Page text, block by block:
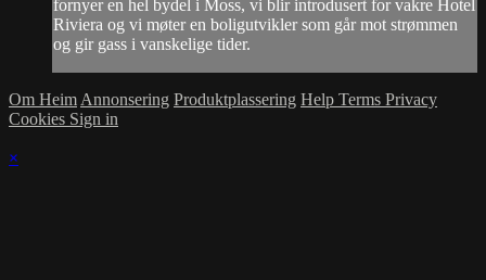
fornyer en hel bydel i Moss, vi blir introdusert for vakre Hotel
Riviera og vi møter en boligutvikler som går mot strømmen
og gir gass i vanskelige tider.
Om Heim Annonsering Produktplassering Help Terms Privacy
Cookies Sign in
×